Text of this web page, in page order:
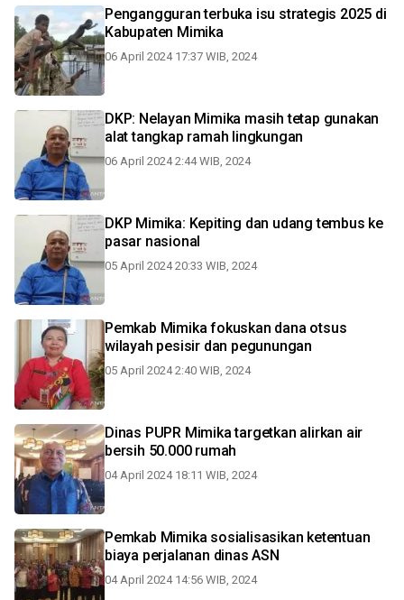
Pengangguran terbuka isu strategis 2025 di
Kabupaten Mimika
06 April 2024 17:37 WIB, 2024
DKP: Nelayan Mimika masih tetap gunakan
alat tangkap ramah lingkungan
06 April 2024 2:44 WIB, 2024
DKP Mimika: Kepiting dan udang tembus ke
pasar nasional
05 April 2024 20:33 WIB, 2024
Pemkab Mimika fokuskan dana otsus
wilayah pesisir dan pegunungan
05 April 2024 2:40 WIB, 2024
Dinas PUPR Mimika targetkan alirkan air
bersih 50.000 rumah
04 April 2024 18:11 WIB, 2024
Pemkab Mimika sosialisasikan ketentuan
biaya perjalanan dinas ASN
04 April 2024 14:56 WIB, 2024